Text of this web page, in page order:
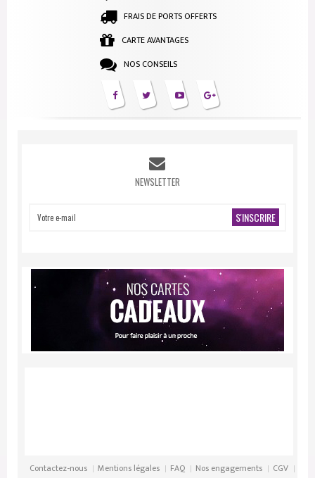
FRAIS DE PORTS OFFERTS
CARTE AVANTAGES
NOS CONSEILS
NEWSLETTER
S'INSCRIRE
Contactez-nous Mentions légales FAQ Nos engagements CGV